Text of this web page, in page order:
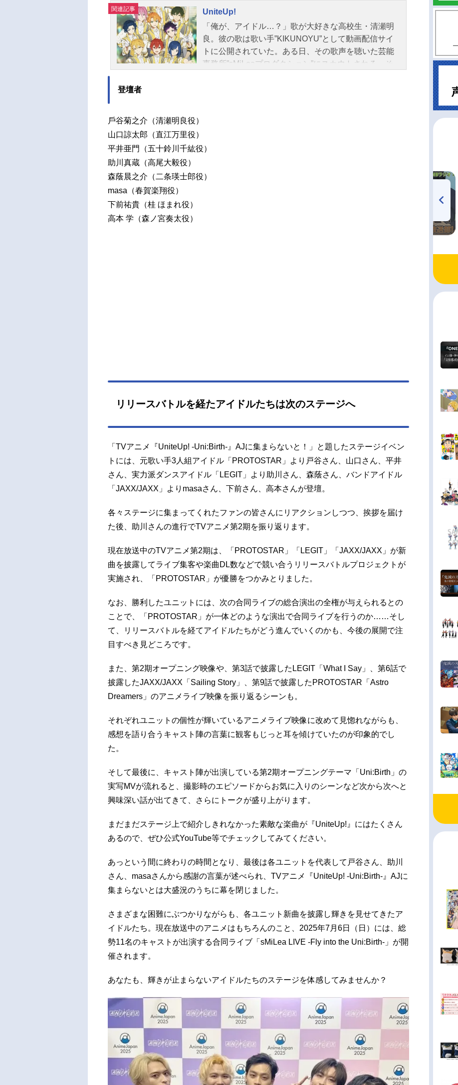
関連記事
UniteUp!
「俺が、アイドル…？」歌が大好きな高校生・清瀬明
良。彼の歌は歌い手”KIKUNOYU”として動画配信サイ
トに公開されていた。ある日、その歌声を聴いた芸能
事務所”sMiLeaプロダクション”にスカウトされる。そ
を目指す──。作品名UniteUp!放送形態TVアニメスケジ
KYOMXほか話数全12話キャスト清瀬明良：戸谷菊之介
登壇者
⼾⾕菊之介（清瀬明良役）
⼭⼝諒太郎（直江万⾥役）
平井亜⾨（五⼗鈴川千紘役）
助川真蔵（⾼尾⼤毅役）
森蔭晨之介（⼆条瑛⼠郎役）
masa（春賀楽翔役）
下前祐貴（桂 ほまれ役）
⾼本 学（森ノ宮奏太役）
リリースバトルを経たアイドルたちは次のステージへ
「TVアニメ『UniteUp! -Uni:Birth-』AJに集まらないと！」と題したステージイベン
トには、元歌い手3人組アイドル「PROTOSTAR」より戸谷さん、山口さん、平井
さん、実力派ダンスアイドル「LEGIT」より助川さん、森蔭さん、バンドアイドル
「JAXX/JAXX」よりmasaさん、下前さん、高本さんが登壇。
各々ステージに集まってくれたファンの皆さんにリアクションしつつ、挨拶を届け
た後、助川さんの進行でTVアニメ第2期を振り返ります。
現在放送中のTVアニメ第2期は、「PROTOSTAR」「LEGIT」「JAXX/JAXX」が新
曲を披露してライブ集客や楽曲DL数などで競い合うリリースバトルプロジェクトが
実施され、「PROTOSTAR」が優勝をつかみとりました。
なお、勝利したユニットには、次の合同ライブの総合演出の全権が与えられるとの
ことで、「PROTOSTAR」が一体どのような演出で合同ライブを行うのか……そし
て、リリースバトルを経てアイドルたちがどう進んでいくのかも、今後の展開で注
目すべき見どころです。
また、第2期オープニング映像や、第3話で披露したLEGIT「What I Say」、第6話で
披露したJAXX/JAXX「Sailing Story」、第9話で披露したPROTOSTAR「Astro
Dreamers」のアニメライブ映像を振り返るシーンも。
それぞれユニットの個性が輝いているアニメライブ映像に改めて見惚れながらも、
感想を語り合うキャスト陣の言葉に観客もじっと耳を傾けていたのが印象的でし
た。
そして最後に、キャスト陣が出演している第2期オープニングテーマ「Uni:Birth」の
実写MVが流れると、撮影時のエピソードからお気に入りのシーンなど次から次へと
興味深い話が出てきて、さらにトークが盛り上がります。
まだまだステージ上で紹介しきれなかった素敵な楽曲が『UniteUp!』にはたくさん
あるので、ぜひ公式YouTube等でチェックしてみてください。
あっという間に終わりの時間となり、最後は各ユニットを代表して戸谷さん、助川
さん、masaさんから感謝の言葉が述べられ、TVアニメ『UniteUp! -Uni:Birth-』AJに
集まらないとは大盛況のうちに幕を閉じました。
さまざまな困難にぶつかりながらも、各ユニット新曲を披露し輝きを見せてきたア
イドルたち。現在放送中のアニメはもちろんのこと、2025年7月6日（日）には、総
勢11名のキャストが出演する合同ライブ「sMiLea LIVE -Fly into the Uni:Birth-」が開
催されます。
あなたも、輝きが止まらないアイドルたちのステージを体感してみませんか？